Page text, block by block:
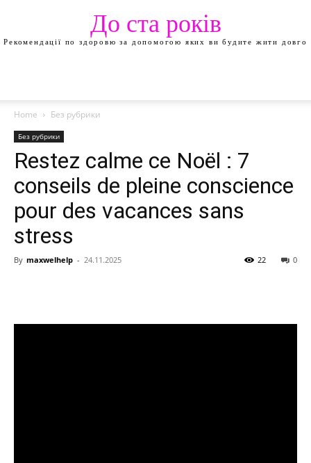
До ста років
Рекомендації по здоровю за допомогою яких ви будите жити довго
Home Без рубрики
Без рубрики
Restez calme ce Noël : 7
conseils de pleine conscience
pour des vacances sans
stress
By maxwelhelp - 24.11.2025 0
22